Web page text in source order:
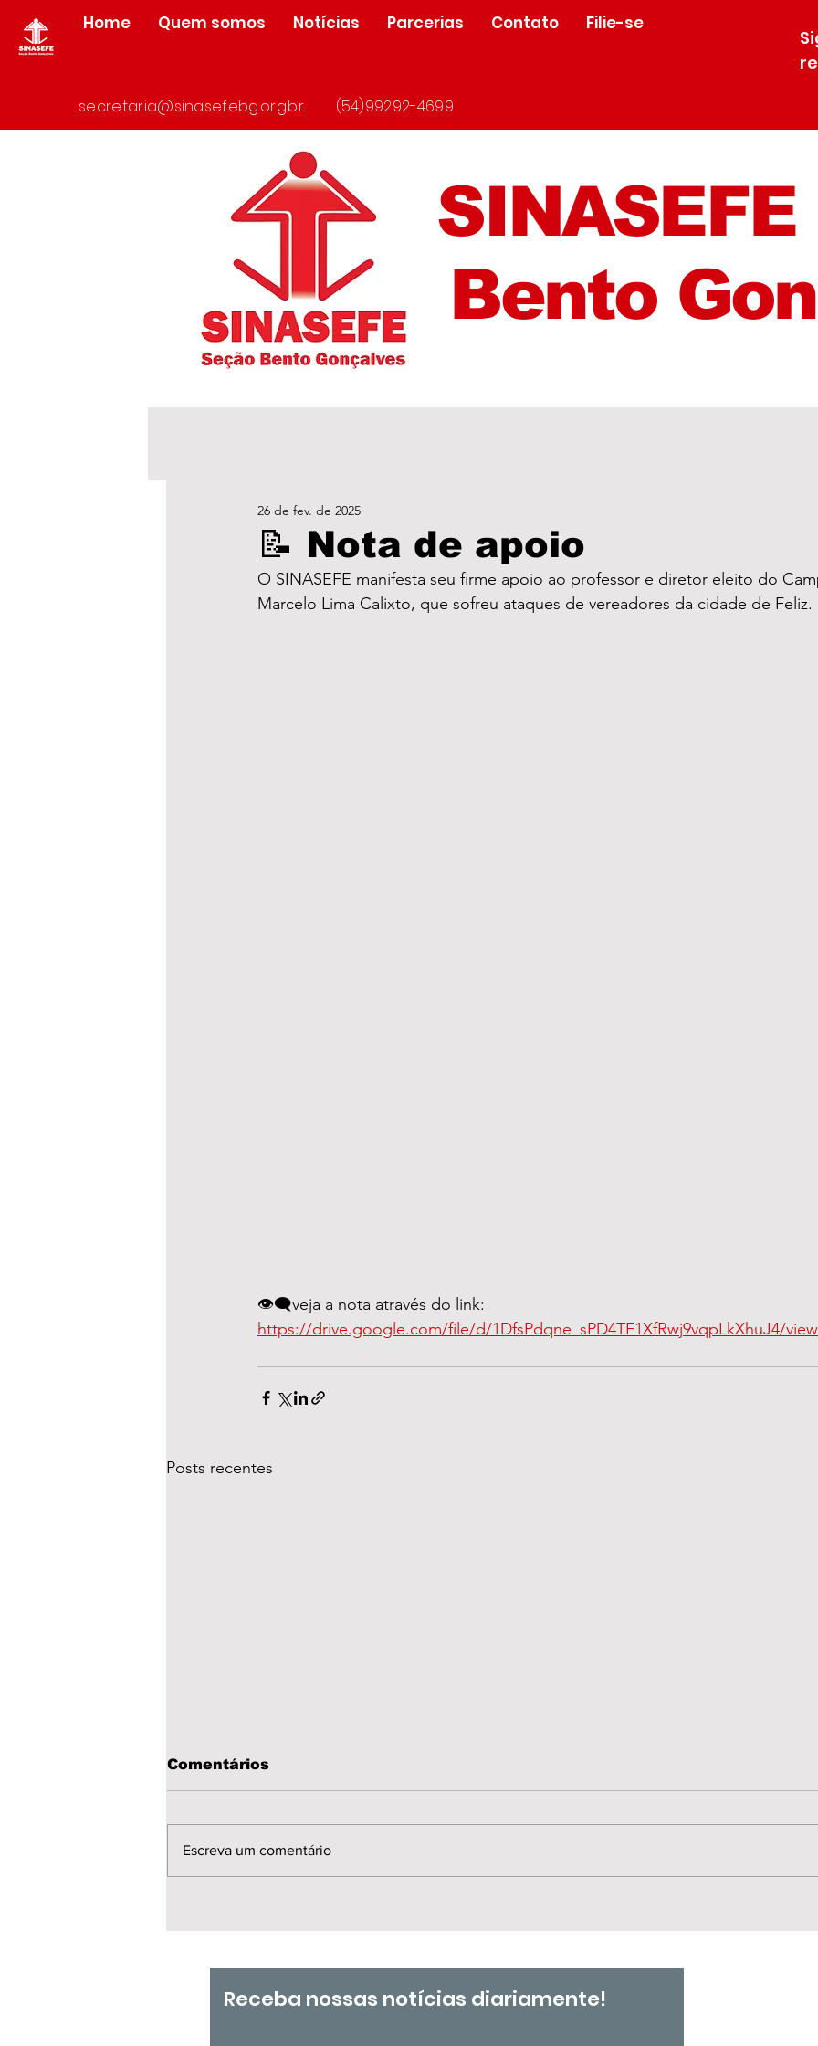
Home Quem somos Notícias Parcerias Contato Filie-se
secretaria@sinasefebg.org.br(54)99292-4699
Bento
📝 Nota de apoio
26 de fev. de 2025
O SINASEFE manifesta seu firme apoio ao professor e diretor eleito do
Marcelo Lima Calixto, que sofreu ataques de vereadores da cidade de Feliz.
👁️‍🗨️veja a nota através do link:
https://drive.google.com/file/d/1DfsPdqne_sPD4TF1XfRwj9vqpLkXhuJ4/
Posts recentes
Nacional de Tereza de
Negra e Dia
Internacional da Mulher
Negra Latino-Americana
Comentários
Escreva um comentário
Receba nossas notícias diariamente!